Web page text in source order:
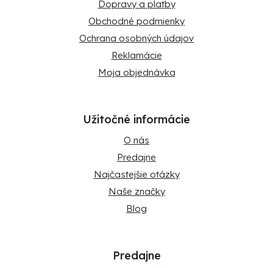
Dopravy a platby
Obchodné podmienky
Ochrana osobných údajov
Reklamácie
Moja objednávka
Užitočné informácie
O nás
Predajne
Najčastejšie otázky
Naše značky
Blog
Predajne